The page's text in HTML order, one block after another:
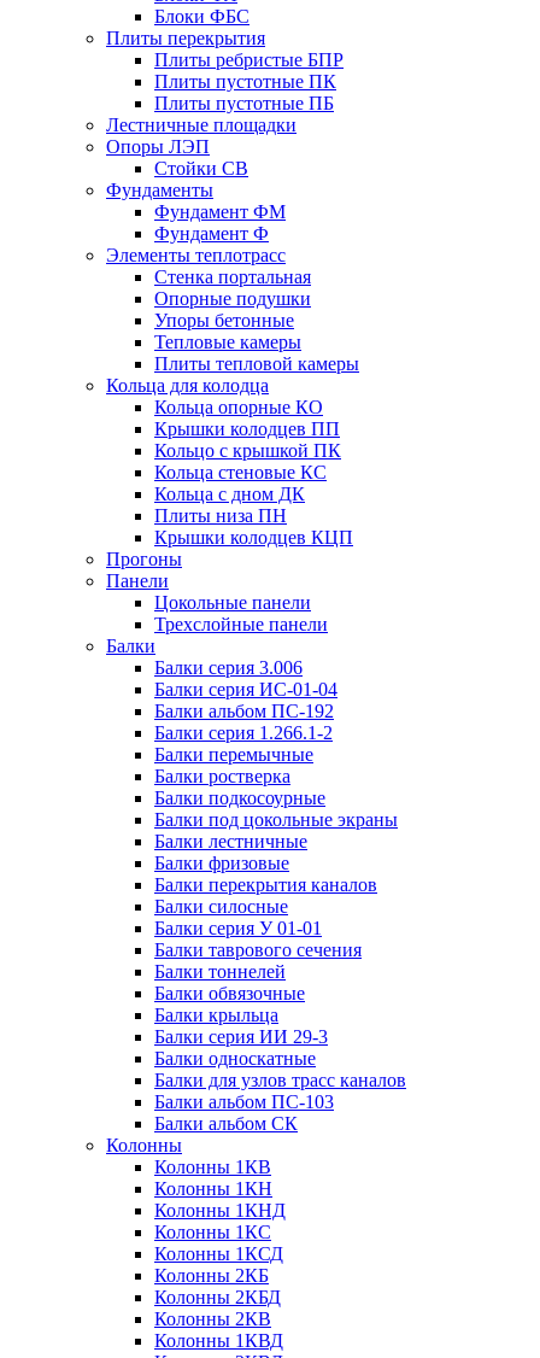
Блоки ФБС
Плиты перекрытия
Плиты ребристые БПР
Плиты пустотные ПК
Плиты пустотные ПБ
Лестничные площадки
Опоры ЛЭП
Стойки СВ
Фундаменты
Фyндамент ФМ
Фyндамент Ф
Элементы теплотрасс
Стенка портальная
Опорные подушки
Упоры бетонные
Тепловые камеры
Плиты тепловой камеры
Кольца для колодца
Кольца опорные КО
Крышки колодцев ПП
Кольцо с крышкой ПК
Кольца стеновые КС
Кольца с дном ДК
Плиты низа ПН
Крышки колодцев КЦП
Прогоны
Панели
Цокольные панели
Трехслойные панели
Балки
Балки серия 3.006
Балки серия ИС-01-04
Балки альбом ПС-192
Балки серия 1.266.1-2
Балки перемычные
Балки ростверка
Балки подкосоурные
Балки под цокольные экраны
Балки лестничные
Балки фризовые
Балки перекрытия каналов
Балки силосные
Балки серия У 01-01
Балки таврового сечения
Балки тоннелей
Балки обвязочные
Балки крыльца
Балки серия ИИ 29-3
Балки односкатные
Балки для узлов трасс каналов
Балки альбом ПС-103
Балки альбом СК
Колонны
Колонны 1КВ
Колонны 1КН
Колонны 1КНД
Колонны 1КС
Колонны 1КСД
Колонны 2КБ
Колонны 2КБД
Колонны 2КВ
Колонны 1КВД